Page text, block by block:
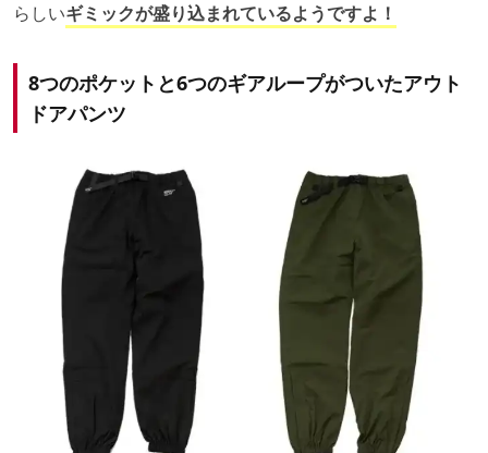
らしいギミックが盛り込まれているようですよ！
8つのポケットと6つのギアループがついたアウト
ドアパンツ